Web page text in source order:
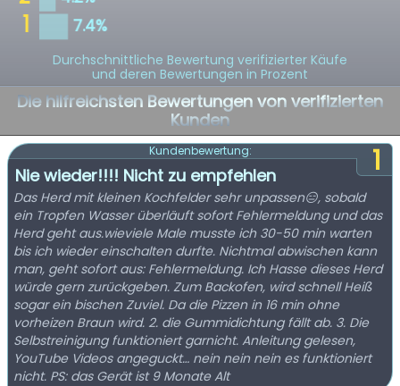
Durchschnittliche Bewertung verifizierter Käufe
und deren Bewertungen in Prozent
Die hilfreichsten Bewertungen von verifizierten
Kunden
1
Kundenbewertung:
Nie wieder!!!! Nicht zu empfehlen
Das Herd mit kleinen Kochfelder sehr unpassen😑, sobald
ein Tropfen Wasser überläuft sofort Fehlermeldung und das
Herd geht aus.wieviele Male musste ich 30-50 min warten
bis ich wieder einschalten durfte. Nichtmal abwischen kann
man, geht sofort aus: Fehlermeldung. Ich Hasse dieses Herd
würde gern zurückgeben. Zum Backofen, wird schnell Heiß
sogar ein bischen Zuviel. Da die Pizzen in 16 min ohne
vorheizen Braun wird. 2. die Gummidichtung fällt ab. 3. Die
Selbstreinigung funktioniert garnicht. Anleitung gelesen,
YouTube Videos angeguckt… nein nein nein es funktioniert
nicht. PS: das Gerät ist 9 Monate Alt